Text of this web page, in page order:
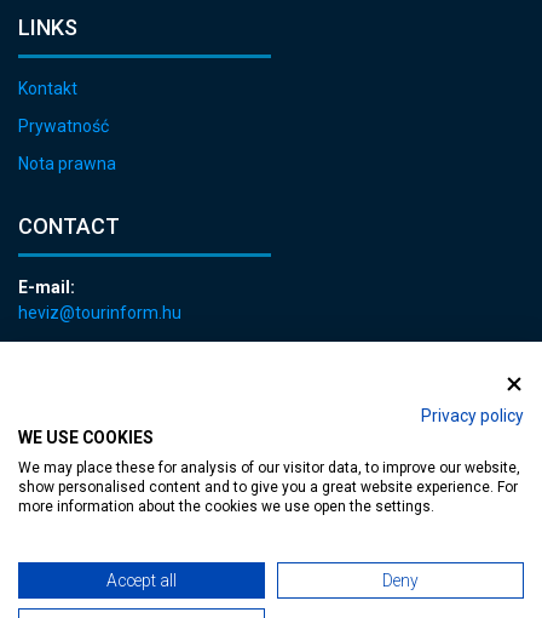
Privacy policy
WE USE COOKIES
We may place these for analysis of our visitor data, to improve our website,
show personalised content and to give you a great website experience. For
more information about the cookies we use open the settings.
Accept all Deny
LINKS
Kontakt
Prywatność
Nota prawna
CONTACT
E-mail:
heviz@tourinform.hu
MediaGum|Cookie renewals